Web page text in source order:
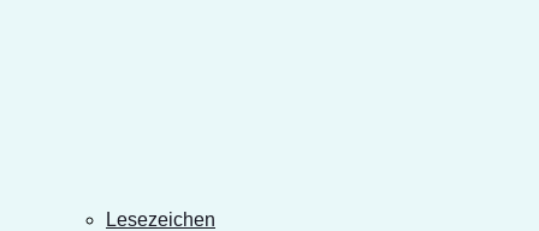
Lesezeichen